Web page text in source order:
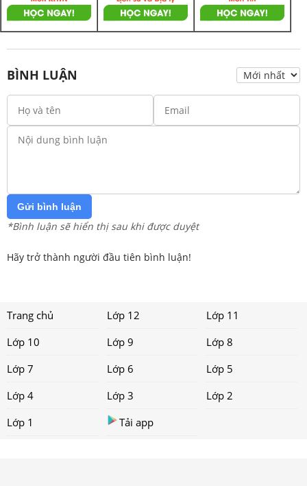
BÌNH LUẬN
Gửi bình luận
*Bình luận sẽ hiển thị sau khi được duyệt
Hãy trở thành người đầu tiên bình luận!
Trang chủ Lớp 12
Lớp 11
Lớp 10
Lớp 9
Lớp 8
Lớp 7
Lớp 6
Lớp 5
Lớp 4
Lớp 3
Lớp 2
Lớp 1
Tải app